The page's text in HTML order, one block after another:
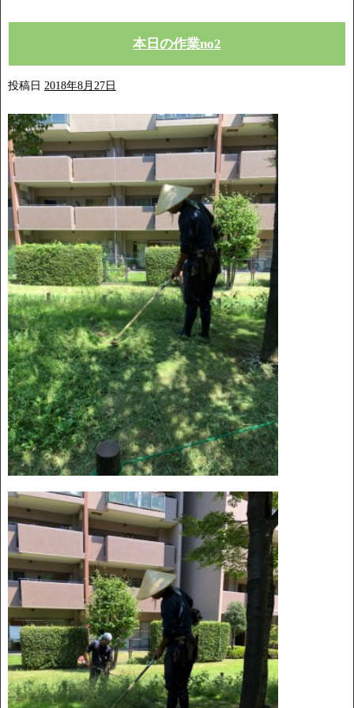
本日の作業no2
投稿日 2018年8月27日